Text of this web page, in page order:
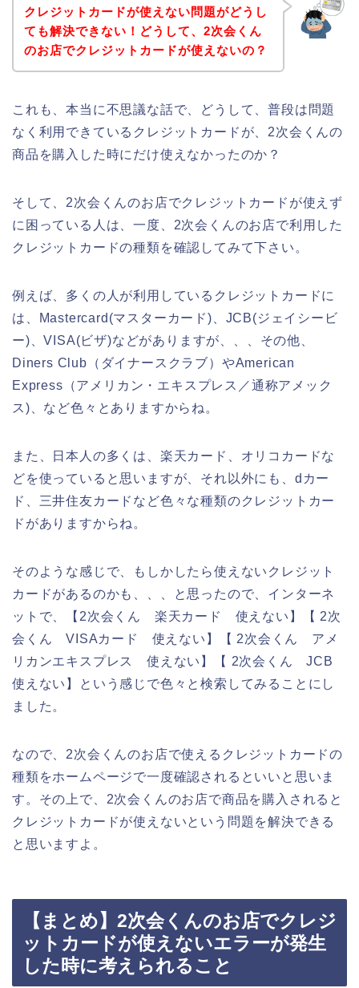
クレジットカードが使えない問題がどうし
ても解決できない！どうして、2次会くん
のお店でクレジットカードが使えないの？
これも、本当に不思議な話で、どうして、普段は問題
なく利用できているクレジットカードが、2次会くんの
商品を購入した時にだけ使えなかったのか？
そして、2次会くんのお店でクレジットカードが使えず
に困っている人は、一度、2次会くんのお店で利用した
クレジットカードの種類を確認してみて下さい。
例えば、多くの人が利用しているクレジットカードに
は、Mastercard(マスターカード)、JCB(ジェイシービ
ー)、VISA(ビザ)などがありますが、、、その他、
Diners Club（ダイナースクラブ）やAmerican
Express（アメリカン・エキスプレス／通称アメック
ス)、など色々とありますからね。
また、日本人の多くは、楽天カード、オリコカードな
どを使っていると思いますが、それ以外にも、dカー
ド、三井住友カードなど色々な種類のクレジットカー
ドがありますからね。
そのような感じで、もしかしたら使えないクレジット
カードがあるのかも、、、と思ったので、インターネ
ットで、【2次会くん 楽天カード 使えない】【 2次
会くん VISAカード 使えない】【 2次会くん アメ
リカンエキスプレス 使えない】【 2次会くん JCB
使えない】という感じで色々と検索してみることにし
ました。
なので、2次会くんのお店で使えるクレジットカードの
種類をホームページで一度確認されるといいと思いま
す。その上で、2次会くんのお店で商品を購入されると
クレジットカードが使えないという問題を解決できる
と思いますよ。
【まとめ】2次会くんのお店でクレジ
ットカードが使えないエラーが発生
した時に考えられること